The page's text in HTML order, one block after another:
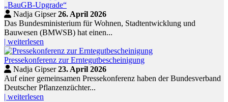
„BauGB-Upgrade“
Nadja Gipser 26. April 2026
Das Bundesministerium für Wohnen, Stadtentwicklung und
Bauwesen (BMWSB) hat einen...
| weiterlesen
Pressekonferenz zur Erntegutbescheinigung
Nadja Gipser 23. April 2026
Auf einer gemeinsamen Pressekonferenz haben der Bundesverband
Deutscher Pflanzenzüchter...
| weiterlesen